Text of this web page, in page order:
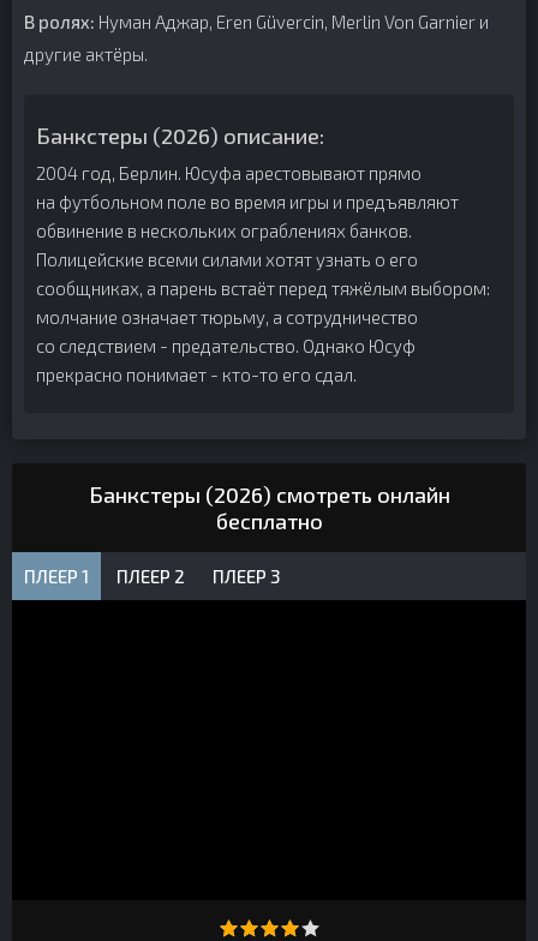
В ролях: Нуман Аджар, Eren Güvercin, Merlin Von Garnier и
другие актёры.
Банкстеры (2026) описание:
2004 год, Берлин. Юсуфа арестовывают прямо
на футбольном поле во время игры и предъявляют
обвинение в нескольких ограблениях банков.
Полицейские всеми силами хотят узнать о его
сообщниках, а парень встаёт перед тяжёлым выбором:
молчание означает тюрьму, а сотрудничество
со следствием - предательство. Однако Юсуф
прекрасно понимает - кто-то его сдал.
Банкстеры (2026) смотреть онлайн
бесплатно
ПЛЕЕР 1 ПЛЕЕР 2 ПЛЕЕР 3